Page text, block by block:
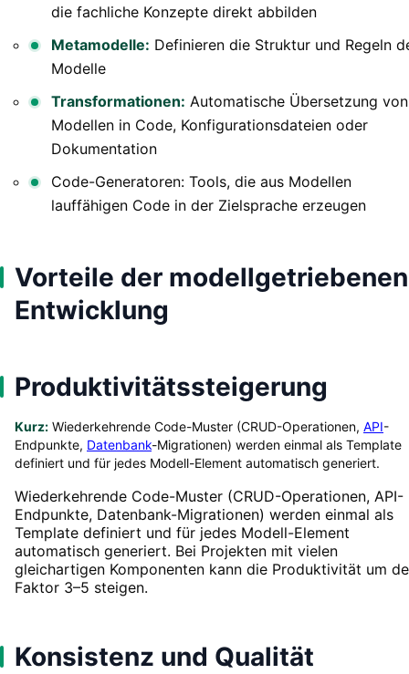
die fachliche Konzepte direkt abbilden
Metamodelle: Definieren die Struktur und Regeln
Modelle
Transformationen: Automatische Übersetzung von
Modellen in Code, Konfigurationsdateien oder
Dokumentation
Code-Generatoren: Tools, die aus Modellen
lauffähigen Code in der Zielsprache erzeugen
Vorteile der modellgetriebenen
Entwicklung
Produktivitätssteigerung
Kurz: Wiederkehrende Code-Muster (CRUD-Operationen, API-
Endpunkte, Datenbank-Migrationen) werden einmal als Template
definiert und für jedes Modell-Element automatisch generiert.
Wiederkehrende Code-Muster (CRUD-Operationen, API-
Endpunkte, Datenbank-Migrationen) werden einmal als
Template definiert und für jedes Modell-Element
automatisch generiert. Bei Projekten mit vielen
gleichartigen Komponenten kann die Produktivität um
Faktor 3–5 steigen.
Konsistenz und Qualität